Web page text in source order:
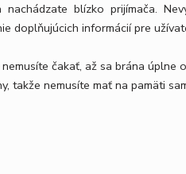
blízko prijímača.
doplňujúcich informácií pre
čakať, až sa brána úplne
takže nemusíte mať na pamäti